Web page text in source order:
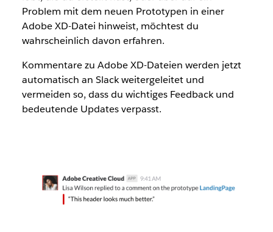
Problem mit dem neuen Prototypen in einer
Adobe XD-Datei hinweist, möchtest du
wahrscheinlich davon erfahren.
Kommentare zu Adobe XD-Dateien werden jetzt
automatisch an Slack weitergeleitet und
vermeiden so, dass du wichtiges Feedback und
bedeutende Updates verpasst.